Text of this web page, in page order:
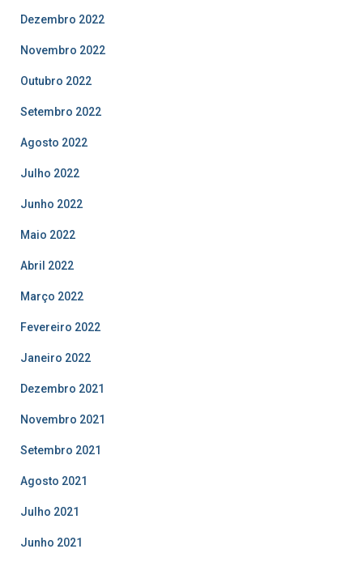
Dezembro 2022
Novembro 2022
Outubro 2022
Setembro 2022
Agosto 2022
Julho 2022
Junho 2022
Maio 2022
Abril 2022
Março 2022
Fevereiro 2022
Janeiro 2022
Dezembro 2021
Novembro 2021
Setembro 2021
Agosto 2021
Julho 2021
Junho 2021